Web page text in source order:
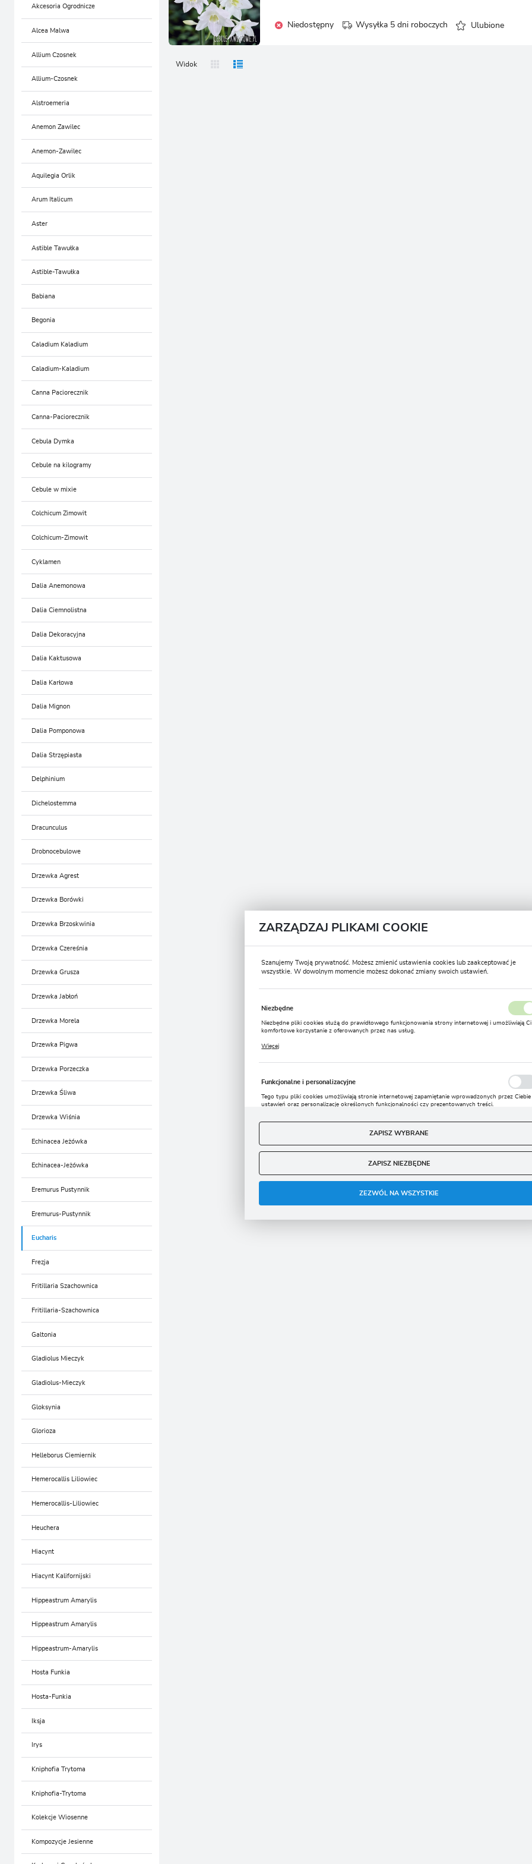
SADZONKI RÓŻ
SADZONKI ROŚLIN
OZDOBNYCH
AKCESORIA OGRODNICZE
SADZONKI ROŚLIN
OWOCOWYCH
NAWOZY
ZALOGUJ SIĘ
SADZONKI TRAW OZDOBNYCH
SADZONKI RÓŻ
SADZONKI ROŚLIN
OZDOBNYCH
AKCESORIA OGRODNICZE
SADZONKI ROŚLIN
OWOCOWYCH
NAWOZY
Akcesoria Ogrodnicze
Alcea Malwa
Allium Czosnek
Allium-Czosnek
Alstroemeria
Anemon Zawilec
Anemon-Zawilec
Aquilegia Orlik
Arum Italicum
Aster
Astible Tawułka
Astible-Tawułka
Babiana
Begonia
Caladium Kaladium
Caladium-Kaladium
Canna Paciorecznik
Canna-Paciorecznik
Cebula Dymka
Cebule na kilogramy
Cebule w mixie
Colchicum Zimowit
Colchicum-Zimowit
Cyklamen
Dalia Anemonowa
Dalia Ciemnolistna
Dalia Dekoracyjna
Dalia Kaktusowa
Dalia Karłowa
Dalia Mignon
Dalia Pomponowa
Dalia Strzępiasta
Delphinium
Dichelostemma
Dracunculus
Drobnocebulowe
Drzewka Agrest
Drzewka Borówki
Drzewka Brzoskwinia
Drzewka Czereśnia
Drzewka Grusza
Drzewka Jabłoń
Drzewka Morela
Drzewka Pigwa
Drzewka Porzeczka
Drzewka Śliwa
Drzewka Wiśnia
Echinacea Jeżówka
Echinacea-Jeżówka
Eremurus Pustynnik
Eremurus-Pustynnik
Eucharis
Frezja
Fritillaria Szachownica
Fritillaria-Szachownica
Galtonia
Gladiolus Mieczyk
Gladiolus-Mieczyk
Gloksynia
Glorioza
Helleborus Ciemiernik
Hemerocallis Liliowiec
Hemerocallis-Liliowiec
Heuchera
Hiacynt
Hiacynt Kalifornijski
Hippeastrum Amarylis
Hippeastrum Amarylis
Hippeastrum-Amarylis
Hosta Funkia
Hosta-Funkia
Iksja
Irys
Kniphofia Trytoma
Kniphofia-Trytoma
Kolekcje Wiosenne
Kompozycje Jesienne
Niedostępny Wysyłka 5 dni roboczych Ulubione
Widok
ZARZĄDZAJ PLIKAMI COOKIE
Szanujemy Twoją prywatność. Możesz zmienić ustawienia cookies lub zaakceptować je
wszystkie. W dowolnym momencie możesz dokonać zmiany swoich ustawień.
Niezbędne
Niezbędne pliki cookies służą do prawidłowego funkcjonowania strony internetowej i umożliwiają Ci
komfortowe korzystanie z oferowanych przez nas usług.
ustawień preferencji prywatności, logowania czy wypełniania formularzy. Dzięki plikom cookies
Więcej
Funkcjonalne i personalizacyjne
Tego typu pliki cookies umożliwiają stronie internetowej zapamiętanie wprowadzonych przez Ciebie
ustawień oraz personalizację określonych funkcjonalności czy prezentowanych treści.
strony poprzez dopasowanie jej do Twoich indywidualnych preferencji. Wyrażenie zgody na
funkcjonalne i personalizacyjne pliki cookies gwarantuje dostępność większej ilości funkcji na stronie.
Cookies analityczne pozwalają na uzyskanie informacji w zakresie wykorzystywania witryny
internetowej, miejsca oraz częstotliwości, z jaką odwiedzane są nasze serwisy www. Dane pozwalają
nam na ocenę naszych serwisów internetowych pod względem ich popularności wśród
użytkowników. Zgromadzone informacje są przetwarzane w formie zanonimizowanej. Wyrażenie
Reklamowe
ZAPISZ WYBRANE
ZAPISZ NIEZBĘDNE
ZEZWÓL NA WSZYSTKIE
Polska
Waluta
Polski złoty (PLN)